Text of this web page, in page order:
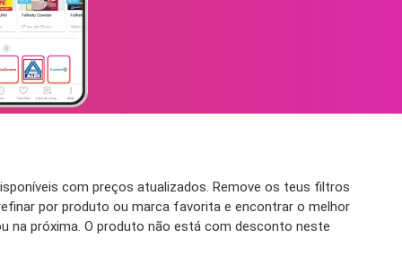
com preços atualizados. Remove os teus filtros
por produto ou marca favorita e encontrar o melhor
na próxima. O produto não está com desconto neste